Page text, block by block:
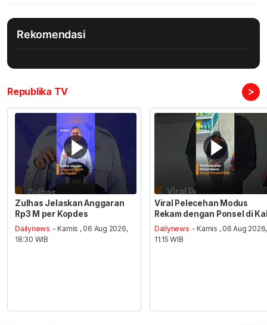
Rekomendasi
Republika TV >
Zulhas Jelaskan Anggaran
Rp3 M per Kopdes
Dailynews - Kamis , 06 Aug 2026,
18:30 WIB
Viral Pelecehan Modus
Rekam dengan Ponsel di
Dailynews - Kamis , 06 Aug 2026,
11:15 WIB